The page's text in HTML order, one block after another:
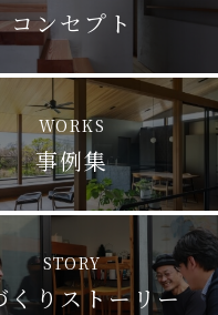
コンセプト
WORKS
事例集
STORY
くりストーリー